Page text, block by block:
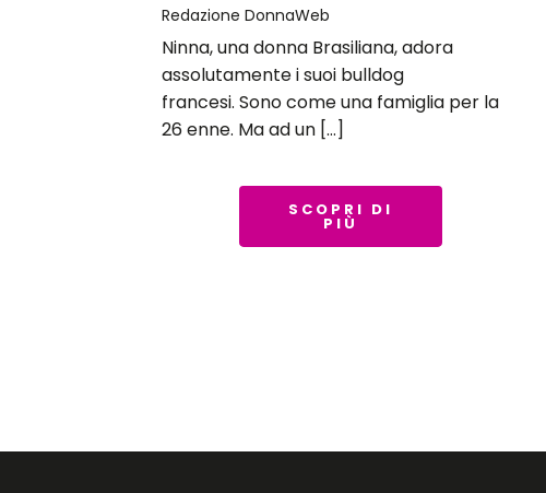
Redazione DonnaWeb
Ninna, una donna Brasiliana, adora
assolutamente i suoi bulldog
francesi. Sono come una famiglia per la
26 enne. Ma ad un […]
SCOPRI DI
PIÙ